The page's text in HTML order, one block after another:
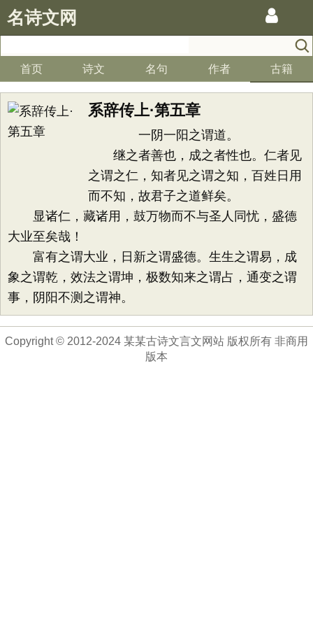
名诗文网
首页 诗文 名句 作者 古籍
系辞传上·第五章
一阴一阳之谓道。
继之者善也，成之者性也。仁者见
之谓之仁，知者见之谓之知，百姓日用
而不知，故君子之道鲜矣。
显诸仁，藏诸用，鼓万物而不与圣人同忧，盛德
大业至矣哉！
富有之谓大业，日新之谓盛德。生生之谓易，成
象之谓乾，效法之谓坤，极数知来之谓占，通变之谓
事，阴阳不测之谓神。
Copyright © 2012-2024 某某古诗文言文网站 版权所有 非商用
版本